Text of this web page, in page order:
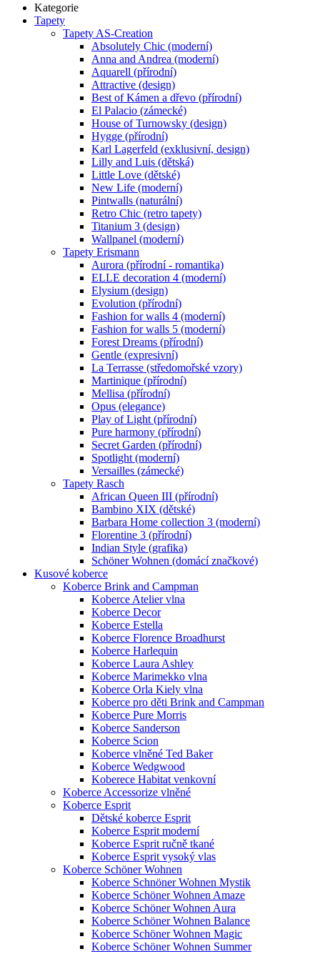
Kategorie
Tapety
Tapety AS-Creation
Absolutely Chic (moderní)
Anna and Andrea (moderní)
Aquarell (přírodní)
Attractive (design)
Best of Kámen a dřevo (přírodní)
El Palacio (zámecké)
House of Turnowsky (design)
Hygge (přírodní)
Karl Lagerfeld (exklusivní, design)
Lilly and Luis (dětská)
Little Love (dětské)
New Life (moderní)
Pintwalls (naturální)
Retro Chic (retro tapety)
Titanium 3 (design)
Wallpanel (moderní)
Tapety Erismann
Aurora (přírodní - romantika)
ELLE decoration 4 (moderní)
Elysium (design)
Evolution (přírodní)
Fashion for walls 4 (moderní)
Fashion for walls 5 (moderní)
Forest Dreams (přírodní)
Gentle (expresivní)
La Terrasse (středomořské vzory)
Martinique (přírodní)
Mellisa (přírodní)
Opus (elegance)
Play of Light (přírodní)
Pure harmony (přírodní)
Secret Garden (přírodní)
Spotlight (moderní)
Versailles (zámecké)
Tapety Rasch
African Queen III (přírodní)
Bambino XIX (dětské)
Barbara Home collection 3 (moderní)
Florentine 3 (přírodní)
Indian Style (grafika)
Schöner Wohnen (domácí značkové)
Kusové koberce
Koberce Brink and Campman
Koberce Atelier vlna
Koberce Decor
Koberce Estella
Koberce Florence Broadhurst
Koberce Harlequin
Koberce Laura Ashley
Koberce Marimekko vlna
Koberce Orla Kiely vlna
Koberce pro děti Brink and Campman
Koberce Pure Morris
Koberce Sanderson
Koberce Scion
Koberce vlněné Ted Baker
Koberce Wedgwood
Koberece Habitat venkovní
Koberce Accessorize vlněné
Koberce Esprit
Dětské koberce Esprit
Koberce Esprit moderní
Koberce Esprit ručně tkané
Koberce Esprit vysoký vlas
Koberce Schöner Wohnen
Koberce Schnöner Wohnen Mystik
Koberce Schöner Wohnen Amaze
Koberce Schöner Wohnen Aura
Koberce Schöner Wohnen Balance
Koberce Schöner Wohnen Magic
Koberce Schöner Wohnen Summer